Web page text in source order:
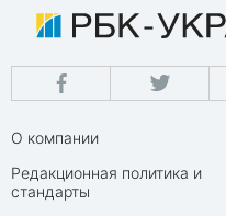
О компании
Редакционная политика и
стандарты